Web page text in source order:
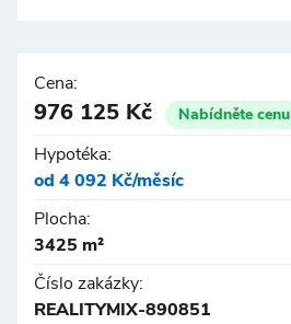
Cena:
976 125 Kč Nabídněte cenu
Hypotéka:
od 4 092 Kč/měsíc
Plocha:
3425 m²
Číslo zakázky:
REALITYMIX-890851